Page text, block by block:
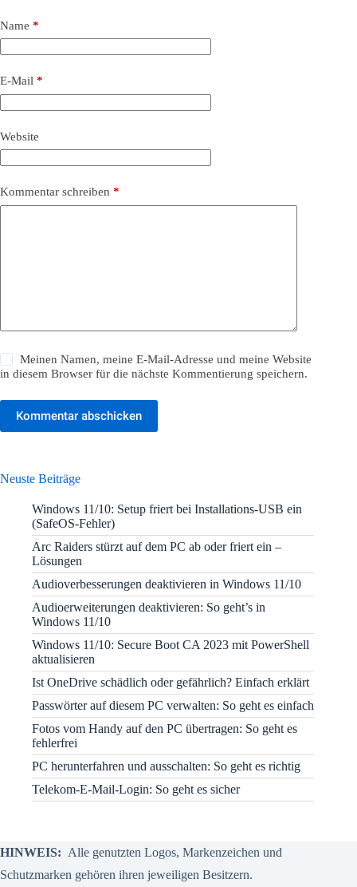
Name *
E-Mail *
Website
Kommentar schreiben *
Meinen Namen, meine E-Mail-Adresse und meine Website
in diesem Browser für die nächste Kommentierung speichern.
Kommentar abschicken
Neuste Beiträge
Windows 11/10: Setup friert bei Installations-USB ein
(SafeOS-Fehler)
Arc Raiders stürzt auf dem PC ab oder friert ein –
Lösungen
Audioverbesserungen deaktivieren in Windows 11/10
Audioerweiterungen deaktivieren: So geht’s in
Windows 11/10
Windows 11/10: Secure Boot CA 2023 mit PowerShell
aktualisieren
Ist OneDrive schädlich oder gefährlich? Einfach erklärt
Passwörter auf diesem PC verwalten: So geht es einfach
Fotos vom Handy auf den PC übertragen: So geht es
fehlerfrei
PC herunterfahren und ausschalten: So geht es richtig
Telekom-E-Mail-Login: So geht es sicher
HINWEIS: Alle genutzten Logos, Markenzeichen und
Schutzmarken gehören ihren jeweiligen Besitzern.